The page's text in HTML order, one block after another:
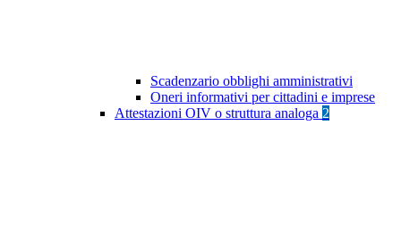
Scadenzario obblighi amministrativi
Oneri informativi per cittadini e imprese
Attestazioni OIV o struttura analoga 2